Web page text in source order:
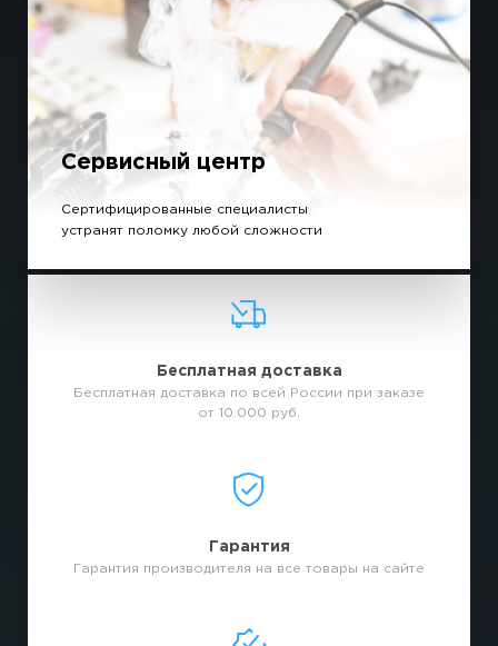
Сервисный центр
Сертифицированные специалисты
устранят поломку любой сложности
Бесплатная доставка
Бесплатная доставка по всей России при заказе
от 10.000 руб.
Гарантия
Гарантия производителя на все товары на сайте